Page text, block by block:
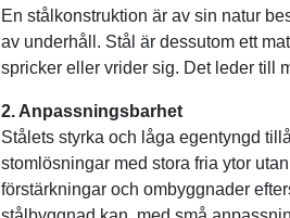
En stålkonstruktion är av sin natur
av underhåll. Stål är dessutom ett
spricker eller vrider sig. Det leder till
2. Anpassningsbarhet
Stålets styrka och låga egentyngd
stomlösningar med stora fria ytor
förstärkningar och ombyggnader